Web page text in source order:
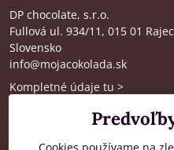
DP chocolate, s.r.o.
Fullová ul. 934/11, 015 01 Rajec
Slovensko
info@mojacokolada.sk
Kompletné údaje tu >
Kde nás nájdete